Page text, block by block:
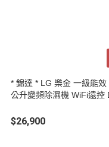
* 錦達 * LG 樂金 一級能效 22
公升變頻除濕機 WiFi遠控
$26,900